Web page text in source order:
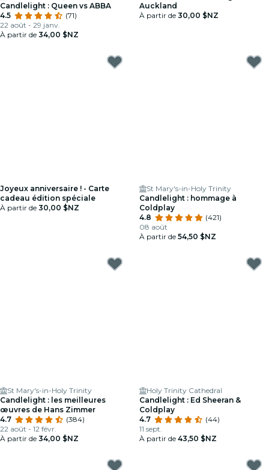
Candlelight : Queen vs ABBA
4.5
(71)
22 août - 29 janv.
À partir de 34,00 $NZ
Auckland
À partir de 30,00 $NZ
Joyeux anniversaire ! - Carte
cadeau édition spéciale
À partir de 30,00 $NZ
St Mary's-in-Holy Trinity
Candlelight : hommage à
Coldplay
4.8
(421)
08 août
À partir de 54,50 $NZ
St Mary's-in-Holy Trinity
Candlelight : les meilleures
œuvres de Hans Zimmer
4.7
(384)
22 août - 12 févr.
À partir de 34,00 $NZ
Holy Trinity Cathedral
Candlelight : Ed Sheeran &
Coldplay
4.7
(44)
11 sept.
À partir de 43,50 $NZ